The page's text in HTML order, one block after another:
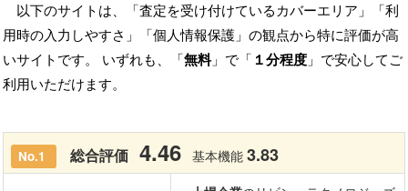
以下のサイトは、「査定を受け付けているカバーエリア」「利
用時の入力しやすさ」「個人情報保護」の観点から特に評価が高
いサイトです。 いずれも、「無料」で「 １分程度 」で安心してご
利用いただけます。